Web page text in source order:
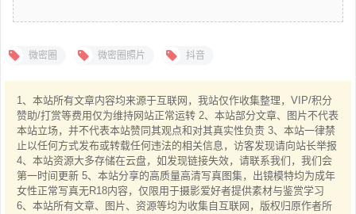
微密圈 微密圈照片 抖音
1、本站所有文章内容均来源于互联网，我站仅作收集整理，VIP/积分
赞助/打赏等费用仅为维持网站正常运转 2、本站部分文章、图片不代表
本站立场，并不代表本站赞同其观点和对其真实性负责 3、本站一律禁
止以任何方式发布或转载任何违法的相关信息，访客发现请向站长举报
4、本站资源大多存储在云盘，如发现链接失效，请联系我们，我们会
第一时间更新 5、本站分享的高质量高清写真图集，出镜模特均为成年
女性正常写真无R18内容，仅限用于摄影爱好者提供素材与鉴赏学习
6、本站所有文章、图片、资源等均为收集自互联网，版权归原作者所